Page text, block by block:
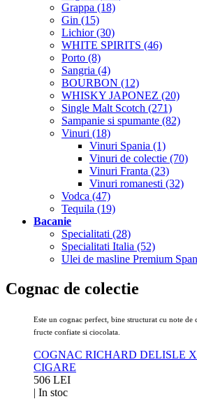
Grappa (18)
Gin (15)
Lichior (30)
WHITE SPIRITS (46)
Porto (8)
Sangria (4)
BOURBON (12)
WHISKY JAPONEZ (20)
Single Malt Scotch (271)
Sampanie si spumante (82)
Vinuri (18)
Vinuri Spania (1)
Vinuri de colectie (70)
Vinuri Franta (23)
Vinuri romanesti (32)
Vodca (47)
Tequila (19)
Bacanie
Specialitati (28)
Specialitati Italia (52)
Ulei de masline Premium
Cognac de colectie
Este un cognac perfect, bine structurat cu note de
fructe confiate si ciocolata.
COGNAC RICHARD DELISLE
CIGARE
506 LEI
| In stoc